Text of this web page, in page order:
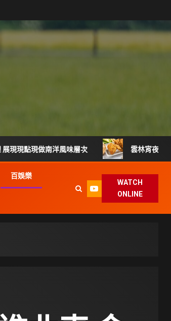
做南洋風味層次 雲林宵夜美食 北港人
百娛樂
WATCH
ONLINE